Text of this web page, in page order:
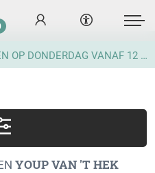
NIEUW: VANAF AUGUSTUS: OPEN OP DONDERDAG VANAF 12 UUR
YOUP VAN 'T HEK